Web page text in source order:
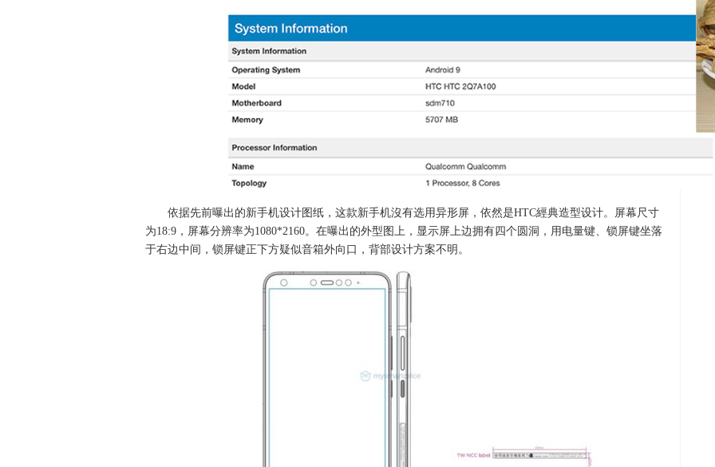
依据先前曝出的新手机设计图纸，这款新手机沒有选用异形屏，依然是HTC經典造型设计。屏幕尺寸
为18:9，屏幕分辨率为1080*2160。在曝出的外型图上，显示屏上边拥有四个圆洞，用电量键、锁屏键坐落
于右边中间，锁屏键正下方疑似音箱外向口，背部设计方案不明。